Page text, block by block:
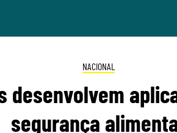
NACIONAL
desenvolvem
segurança